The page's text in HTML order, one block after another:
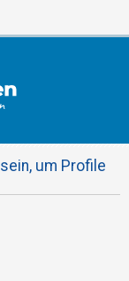
um Profile